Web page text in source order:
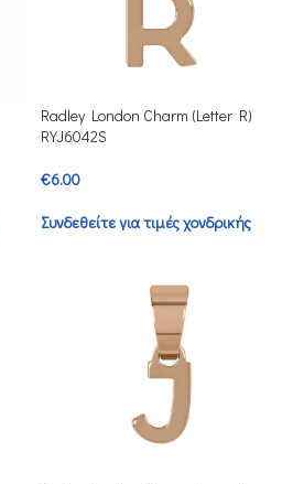
Radley London Charm (Letter R)
RYJ6042S
€6.00
Συνδεθείτε για τιμές χονδρικής